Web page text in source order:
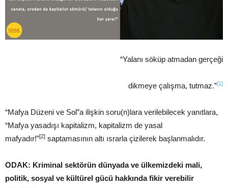
“Yalanı söküp atmadan gerçeği
dikmeye çalışma, tutmaz.”[1]
“Mafya Düzeni ve Sol”a ilişkin soru(n)lara verilebilecek yanıtlara,
“Mafya yasadışı kapitalizm, kapitalizm de yasal
mafyadır!”[2] saptamasının altı ısrarla çizilerek başlanmalıdır.
ODAK: Kriminal sektörün dünyada ve ülkemizdeki mali,
politik, sosyal ve kültürel gücü hakkında fikir verebilir